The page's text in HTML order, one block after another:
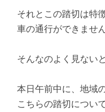
それとこの踏切は特
車の通行ができません
そんなのよく見ない
本日午前中に、地域
こちらの踏切につい